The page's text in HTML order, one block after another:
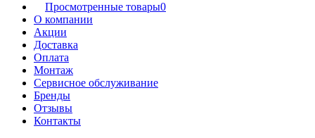
Просмотренные товары0
О компании
Акции
Доставка
Оплата
Монтаж
Сервисное обслуживание
Бренды
Отзывы
Контакты